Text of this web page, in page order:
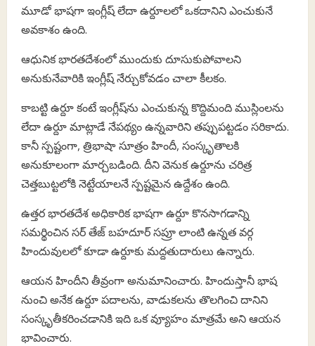
మూడో భాషగా ఇంగ్లీష్ లేదా ఉర్దూలలో ఒకదానిని ఎంచుకునే
అవకాశం ఉంది.
ఆధునిక భారతదేశంలో ముందుకు దూసుకుపోవాలని
అనుకునేవారికి ఇంగ్లీష్ నేర్చుకోవడం చాలా కీలకం.
కాబట్టి ఉర్దూ కంటే ఇంగ్లీష్‌ను ఎంచుకున్న కొద్దిమంది ముస్లింలను
లేదా ఉర్దూ మాట్లాడే నేపథ్యం ఉన్నవారిని తప్పుపట్టడం సరికాదు.
కానీ స్పష్టంగా, త్రిభాషా సూత్రం హిందీ, సంస్కృతాలకి
అనుకూలంగా మార్చబడింది. దీని వెనుక ఉర్దూను చరిత్ర
చెత్తబుట్టలోకి నెట్టేయాలనే స్పష్టమైన ఉద్దేశం ఉంది.
ఉత్తర భారతదేశ అధికారిక భాషగా ఉర్దూ కొనసాగడాన్ని
సమర్థించిన సర్ తేజ్ బహదూర్ సప్రూ లాంటి ఉన్నత వర్గ
హిందువులలో కూడా ఉర్దూకు మద్దతుదారులు ఉన్నారు.
ఆయన హిందీని తీవ్రంగా అనుమానించారు. హిందుస్తానీ భాష
నుంచి అనేక ఉర్దూ పదాలను, వాడుకలను తొలగించి దానిని
సంస్కృతీకరించడానికి ఇది ఒక వ్యూహం మాత్రమే అని ఆయన
భావించారు.